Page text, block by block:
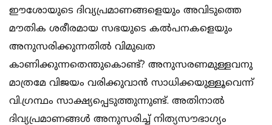
ഈശോയുടെ ദിവ്യപ്രമാണങ്ങളെയും അവിടുത്തെ
മൗതിക ശരീരമായ സഭയുടെ കല്‍പനകളെയും
അനുസരിക്കുന്നതില്‍ വിമുഖത
കാണിക്കുന്നതെന്തുകൊണ്ട്? അനുസരണമുള്ളവനു
മാത്രമേ വിജയം വരിക്കുവാന്‍ സാധിക്കയുള്ളൂവെന്ന്
വി.ഗ്രന്ഥം സാക്ഷ്യപ്പെടുത്തുന്നുണ്ട്. അതിനാല്‍
ദിവ്യപ്രമാണങ്ങള്‍ അനുസരിച്ച് നിത്യസൗഭാഗ്യം